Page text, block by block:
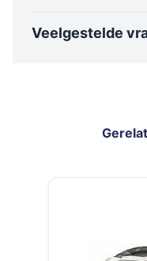
Veelgestelde
Navigeren door de
Druk om carrousel over
Druk op om naar